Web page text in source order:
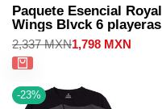
Paquete Esencial Royal
Wings Blvck 6 playeras
Precio
regular
2,337 MXNPrecio
1,798 MXN
-23%